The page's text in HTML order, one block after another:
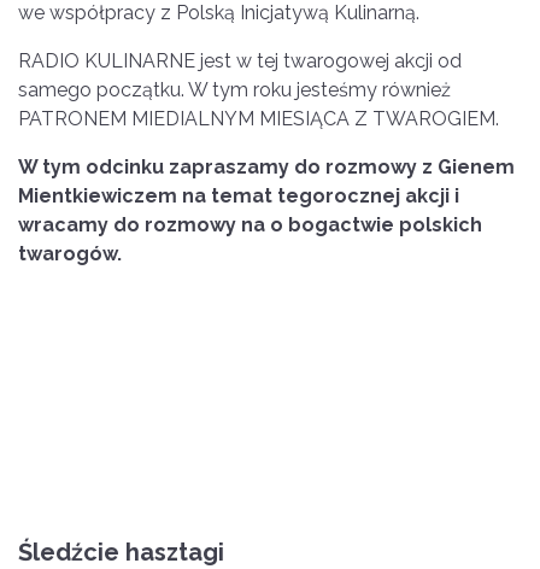
we współpracy z Polską Inicjatywą Kulinarną.
RADIO KULINARNE jest w tej twarogowej akcji od
samego początku. W tym roku jesteśmy również
PATRONEM MIEDIALNYM MIESIĄCA Z TWAROGIEM.
W tym odcinku zapraszamy do rozmowy z Gienem
Mientkiewiczem na temat tegorocznej akcji i
wracamy do rozmowy na o bogactwie polskich
twarogów.
Śledźcie hasztagi